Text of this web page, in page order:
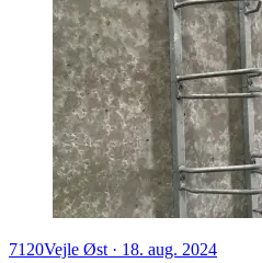
7120Vejle Øst · 18. aug. 2024